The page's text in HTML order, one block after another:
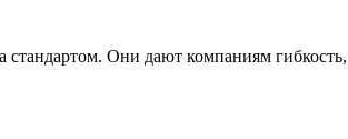
Они дают компаниям